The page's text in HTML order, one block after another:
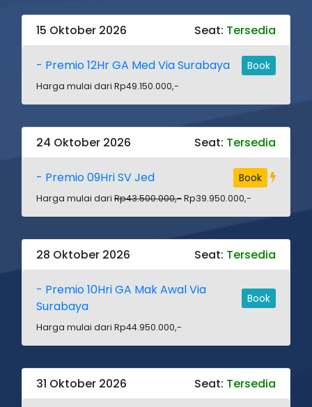
15 Oktober 2026 Seat: Tersedia
- Premio 12Hr GA Med Via Surabaya Book
Harga mulai dari Rp49.150.000,-
24 Oktober 2026 Seat: Tersedia
- Premio 09Hri SV Jed Book
Harga mulai dari Rp43.500.000,-Rp39.950.000,-
28 Oktober 2026 Seat: Tersedia
- Premio 10Hri GA Mak Awal Via
Surabaya
Book
Harga mulai dari Rp44.950.000,-
31 Oktober 2026 Seat: Tersedia